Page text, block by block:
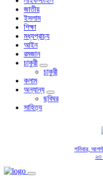
জাতীয়
ইসলাম
শিক্ষা
মধ্যপ্রাচ্য
আইন
রমজান
চাকুরী
চাকুরী
কলাম
অন্যান্য
ছবিঘর
সাহিত্য
শনিবার,
২৩